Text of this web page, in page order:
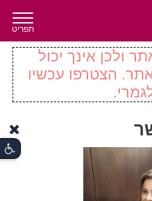
תפריט
ולכן אינך יכול
הצטרפו עכשיו